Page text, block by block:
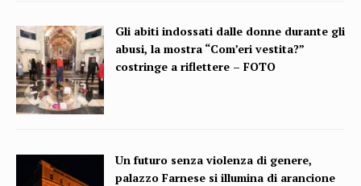
Gli abiti indossati dalle donne durante gli
abusi, la mostra “Com’eri vestita?”
costringe a riflettere – FOTO
Un futuro senza violenza di genere,
palazzo Farnese si illumina di arancione